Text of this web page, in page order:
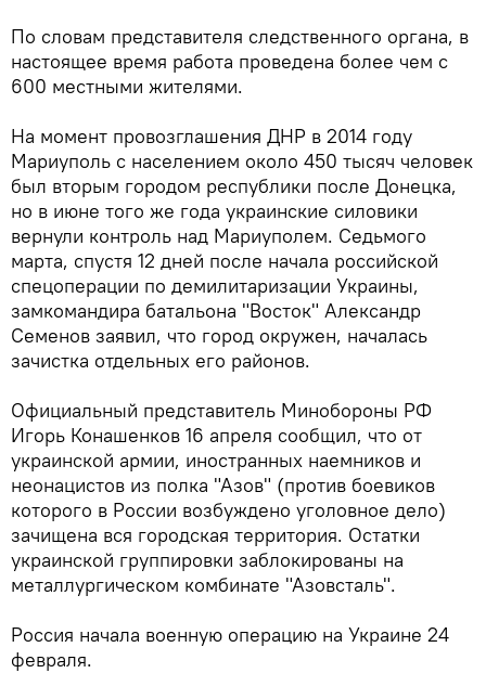
По словам представителя следственного органа, в
настоящее время работа проведена более чем с
600 местными жителями.
На момент провозглашения ДНР в 2014 году
Мариуполь с населением около 450 тысяч человек
был вторым городом республики после Донецка,
но в июне того же года украинские силовики
вернули контроль над Мариуполем. Седьмого
марта, спустя 12 дней после начала российской
спецоперации по демилитаризации Украины,
замкомандира батальона "Восток" Александр
Семенов заявил, что город окружен, началась
зачистка отдельных его районов.
Официальный представитель Минобороны РФ
Игорь Конашенков 16 апреля сообщил, что от
украинской армии, иностранных наемников и
неонацистов из полка "Азов" (против боевиков
которого в России возбуждено уголовное дело)
зачищена вся городская территория. Остатки
украинской группировки заблокированы на
металлургическом комбинате "Азовсталь".
Россия начала военную операцию на Украине 24
февраля.